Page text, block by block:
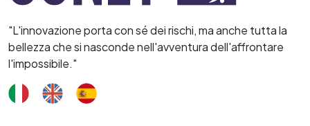
"L'innovazione porta con sé dei rischi, ma anche tutta la
bellezza che si nasconde nell'avventura dell'affrontare
l'impossibile."